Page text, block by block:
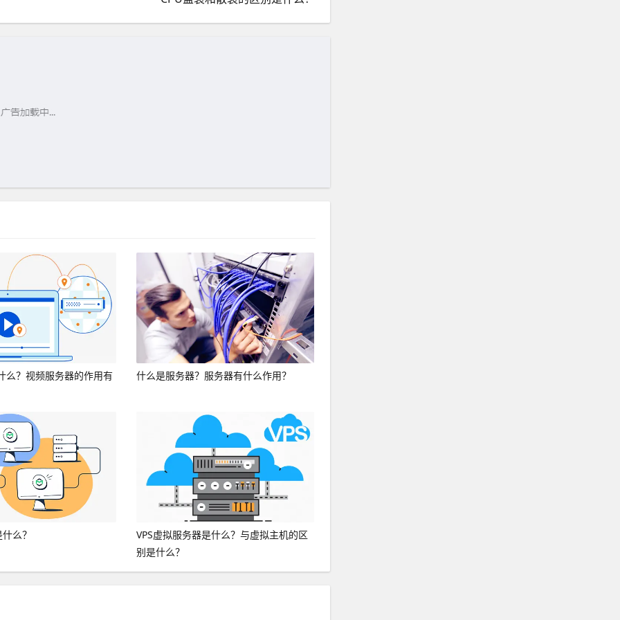
么？视频服务器的作用有 什么是服务器？服务器有什么作用？
么？
VPS虚拟服务器是什么？与虚拟主机的区
别是什么？